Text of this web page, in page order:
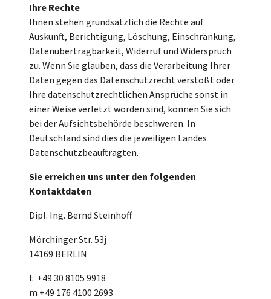
Ihre Rechte
Ihnen stehen grundsätzlich die Rechte auf
Auskunft, Berichtigung, Löschung, Einschränkung,
Datenübertragbarkeit, Widerruf und Widerspruch
zu. Wenn Sie glauben, dass die Verarbeitung Ihrer
Daten gegen das Datenschutzrecht verstößt oder
Ihre datenschutzrechtlichen Ansprüche sonst in
einer Weise verletzt worden sind, können Sie sich
bei der Aufsichtsbehörde beschweren. In
Deutschland sind dies die jeweiligen Landes
Datenschutzbeauftragten.
Sie erreichen uns unter den folgenden
Kontaktdaten
Dipl. Ing. Bernd Steinhoff
Mörchinger Str. 53j
14169 BERLIN
t +49 30 8105 9918
m +49 176 4100 2693